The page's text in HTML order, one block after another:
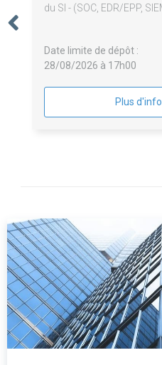
du SI - (SOC, EDR/EPP,
Date limite de dépôt :
28/08/2026 à 17h00
Plus